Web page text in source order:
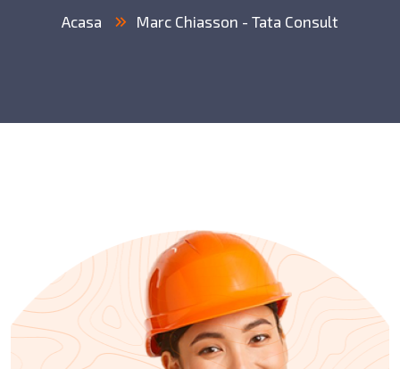
Acasa Marc Chiasson - Tata Consult